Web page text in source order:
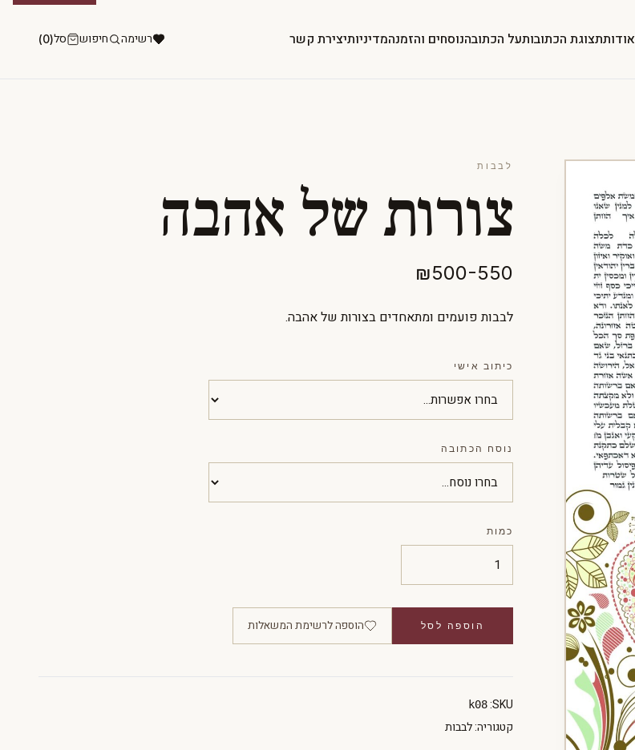
אודותתצוגת הכתובותעל הכתובהנוסחים והזמנהמדיניותיצירת קשר רשימה חיפוש סל(0)
לבבות
צורות של אהבה
₪500-550
לבבות פועמים ומתאחדים בצורות של אהבה.
כיתוב אישי
נוסח הכתובה
כמות
הוספה לסל הוספה לרשימת המשאלות
SKU:
k08
קטגוריה:לבבות